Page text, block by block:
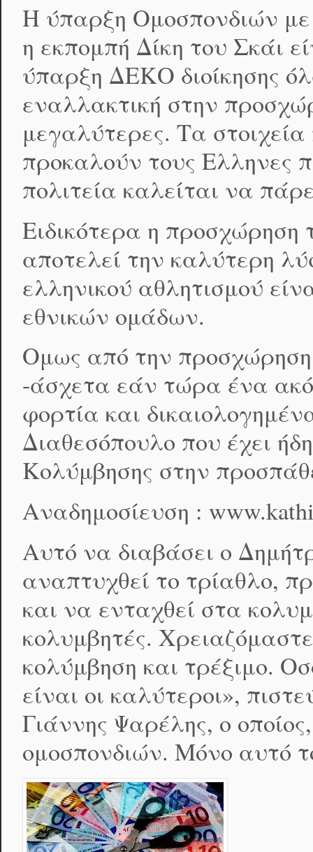
Η ύπαρξη Ομοσπονδιών
η εκπομπή Δίκη του Σκάι
ύπαρξη ΔΕΚΟ διοίκησης
εναλλακτική στην
μεγαλύτερες. Τα
προκαλούν τους Ελληνες
πολιτεία καλείται να
Ειδικότερα η
αποτελεί την καλύτερη
ελληνικού αθλητισμού
εθνικών ομάδων.
Ομως από την προσχώρηση
-άσχετα εάν τώρα ένα
φορτία και
Διαθεσόπουλο που έχει
Κολύμβησης στην
Αναδημοσίευση :
Αυτό να διαβάσει ο
αναπτυχθεί το τρίαθλο,
και να ενταχθεί στα
κολυμβητές.
κολύμβηση και τρέξιμο.
είναι οι καλύτεροι»,
Γιάννης Ψαρέλης, ο
ομοσπονδιών. Μόνο αυτό